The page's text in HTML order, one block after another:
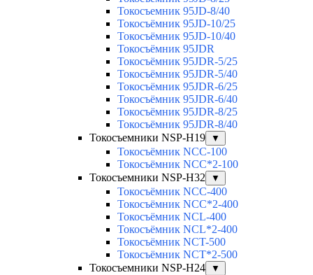
Токосъемник 95JD-8/40
Токосъёмник 95JD-10/25
Токосъёмник 95JD-10/40
Токосъёмник 95JDR
Токосъёмник 95JDR-5/25
Токосъёмник 95JDR-5/40
Токосъёмник 95JDR-6/25
Токосъёмник 95JDR-6/40
Токосъёмник 95JDR-8/25
Токосъёмник 95JDR-8/40
Токосъемники NSP-H19
▼
Токосъёмник NCC-100
Токосъёмник NCC*2-100
Токосъемники NSP-H32
▼
Токосъёмник NCC-400
Токосъёмник NCC*2-400
Токосъёмник NCL-400
Токосъёмник NCL*2-400
Токосъёмник NCT-500
Токосъёмник NCT*2-500
Токосъемники NSP-H24
▼